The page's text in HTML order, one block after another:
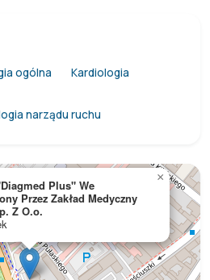
ogólna
Kardiologia
narządu ruchu
Plus" We
Przez Zakład Medyczny
Z O.o.
×